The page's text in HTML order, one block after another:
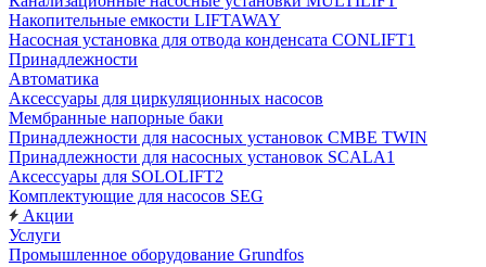
Накопительные емкости LIFTAWAY
Насосная установка для отвода конденсата CONLIFT1
Принадлежности
Автоматика
Аксессуары для циркуляционных насосов
Мембранные напорные баки
Принадлежности для насосных установок CMBE TWIN
Принадлежности для насосных установок SCALA1
Аксессуары для SOLOLIFT2
Комплектующие для насосов SEG
Акции
Услуги
Промышленное оборудование Grundfos